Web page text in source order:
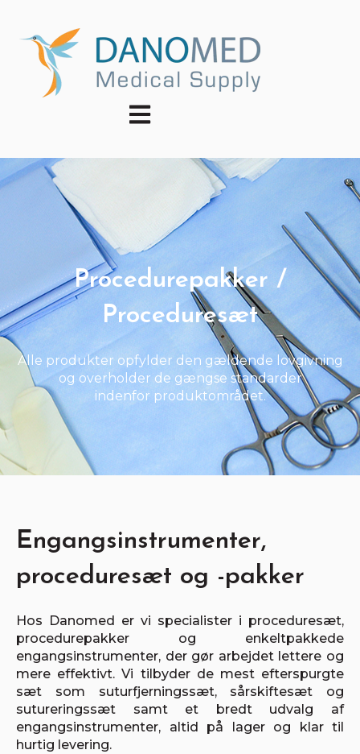
Åbn primær navigation
Procedurepakker /
Proceduresæt
Alle produkter opfylder den gældende lovgivning
og overholder de gængse standarder
indenfor produktområdet.
Engangsinstrumenter,
proceduresæt og -pakker
Hos Danomed er vi specialister i proceduresæt,
procedurepakker og enkeltpakkede
engangsinstrumenter, der gør arbejdet lettere og
mere effektivt. Vi tilbyder de mest efterspurgte
sæt som suturfjerningssæt, sårskiftesæt og
sutureringssæt samt et bredt udvalg af
engangsinstrumenter, altid på lager og klar til
hurtig levering.